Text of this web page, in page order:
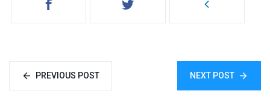
PREVIOUS POST NEXT POST